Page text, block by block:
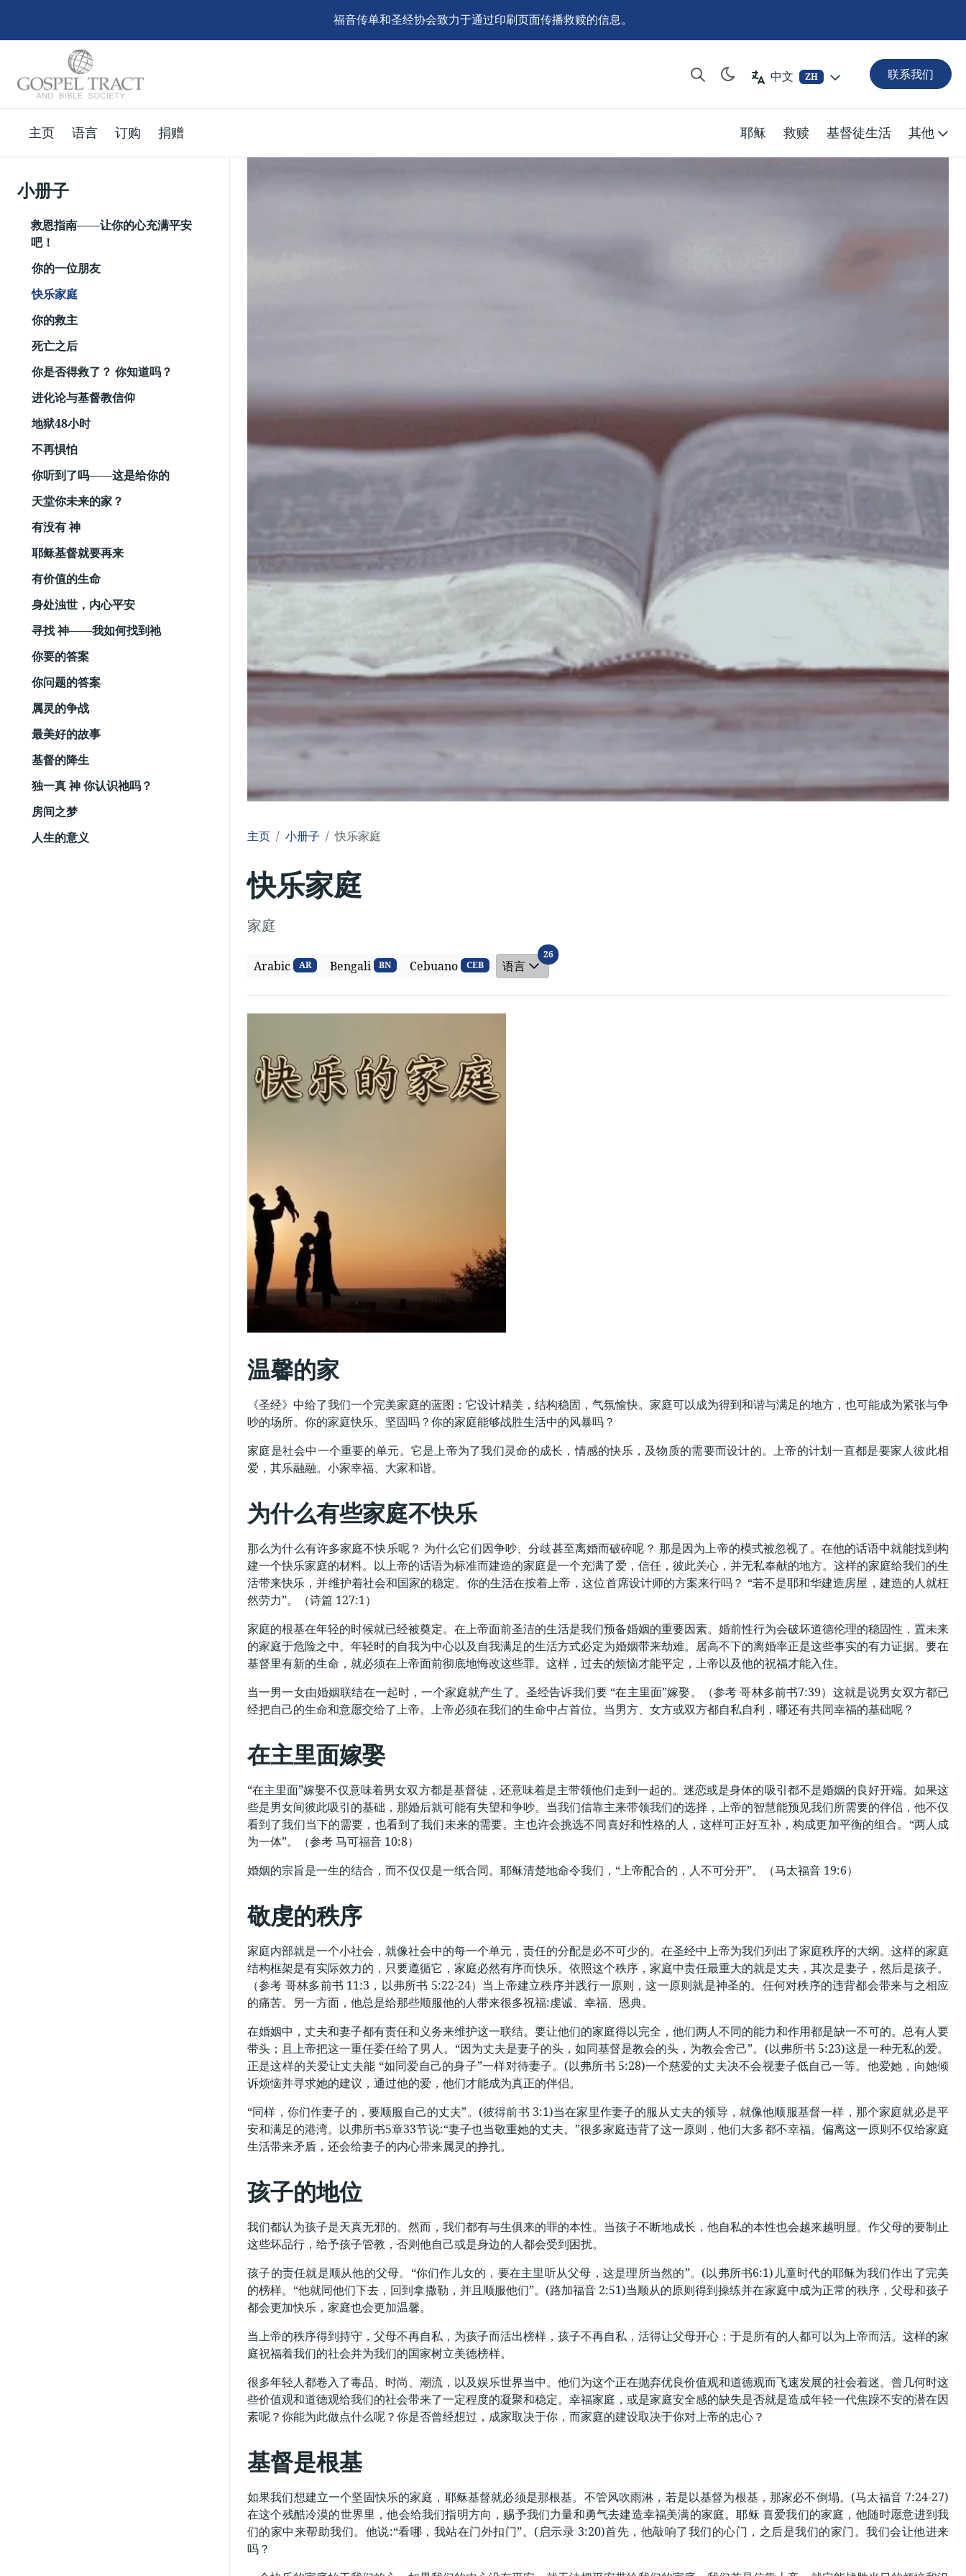
福音传单和圣经协会致力于通过印刷页面传播救赎的信息。
中文 ZH 联系我们
主页 语言 订购 捐赠 耶稣 救赎 基督徒生活 其他
小册子
救恩指南——让你的心充满平安
吧！
你的一位朋友
快乐家庭
你的救主
死亡之后
你是否得救了？ 你知道吗？
进化论与基督教信仰
地狱48小时
不再惧怕
你听到了吗——这是给你的
天堂你未来的家？
有没有 神
耶稣基督就要再来
有价值的生命
身处浊世，内心平安
寻找 神——我如何找到祂
你要的答案
你问题的答案
属灵的争战
最美好的故事
基督的降生
独一真 神 你认识祂吗？
房间之梦
人生的意义
主页 小册子 快乐家庭
快乐家庭
家庭
Arabic AR Bengali BN Cebuano CEB 语言
26语言
温馨的家
《圣经》中给了我们一个完美家庭的蓝图：它设计精美，结构稳固，气氛愉快。家庭可以成为得到和谐与满足的地方，也可能成为紧张与争
吵的场所。你的家庭快乐、坚固吗？你的家庭能够战胜生活中的风暴吗？
家庭是社会中一个重要的单元。它是上帝为了我们灵命的成长，情感的快乐，及物质的需要而设计的。上帝的计划一直都是要家人彼此相
爱，其乐融融。小家幸福、大家和谐。
为什么有些家庭不快乐
那么为什么有许多家庭不快乐呢？ 为什么它们因争吵、分歧甚至离婚而破碎呢？ 那是因为上帝的模式被忽视了。在他的话语中就能找到构
建一个快乐家庭的材料。以上帝的话语为标准而建造的家庭是一个充满了爱，信任，彼此关心，并无私奉献的地方。这样的家庭给我们的生
活带来快乐，并维护着社会和国家的稳定。你的生活在按着上帝，这位首席设计师的方案来行吗？ “若不是耶和华建造房屋，建造的人就枉
然劳力”。（诗篇 127:1）
家庭的根基在年轻的时候就已经被奠定。在上帝面前圣洁的生活是我们预备婚姻的重要因素。婚前性行为会破坏道德伦理的稳固性，置未来
的家庭于危险之中。年轻时的自我为中心以及自我满足的生活方式必定为婚姻带来劫难。居高不下的离婚率正是这些事实的有力证据。要在
基督里有新的生命，就必须在上帝面前彻底地悔改这些罪。这样，过去的烦恼才能平定，上帝以及他的祝福才能入住。
当一男一女由婚姻联结在一起时，一个家庭就产生了。圣经告诉我们要 “在主里面”嫁娶。（参考 哥林多前书7:39）这就是说男女双方都已
经把自己的生命和意愿交给了上帝。上帝必须在我们的生命中占首位。当男方、女方或双方都自私自利，哪还有共同幸福的基础呢？
在主里面嫁娶
“在主里面”嫁娶不仅意味着男女双方都是基督徒，还意味着是主带领他们走到一起的。迷恋或是身体的吸引都不是婚姻的良好开端。如果这
些是男女间彼此吸引的基础，那婚后就可能有失望和争吵。当我们信靠主来带领我们的选择，上帝的智慧能预见我们所需要的伴侣，他不仅
看到了我们当下的需要，也看到了我们未来的需要。主也许会挑选不同喜好和性格的人，这样可正好互补，构成更加平衡的组合。“两人成
为一体”。（参考 马可福音 10:8）
婚姻的宗旨是一生的结合，而不仅仅是一纸合同。耶稣清楚地命令我们，“上帝配合的，人不可分开”。（马太福音 19:6）
敬虔的秩序
家庭内部就是一个小社会，就像社会中的每一个单元，责任的分配是必不可少的。在圣经中上帝为我们列出了家庭秩序的大纲。这样的家庭
结构框架是有实际效力的，只要遵循它，家庭必然有序而快乐。依照这个秩序，家庭中责任最重大的就是丈夫，其次是妻子，然后是孩子。
（参考 哥林多前书 11:3，以弗所书 5:22-24）当上帝建立秩序并践行一原则，这一原则就是神圣的。任何对秩序的违背都会带来与之相应
的痛苦。另一方面，他总是给那些顺服他的人带来很多祝福:虔诚、幸福、恩典。
在婚姻中，丈夫和妻子都有责任和义务来维护这一联结。要让他们的家庭得以完全，他们两人不同的能力和作用都是缺一不可的。总有人要
带头；且上帝把这一重任委任给了男人。“因为丈夫是妻子的头，如同基督是教会的头，为教会舍己”。(以弗所书 5:23)这是一种无私的爱。
正是这样的关爱让丈夫能 “如同爱自己的身子”一样对待妻子。(以弗所书 5:28)一个慈爱的丈夫决不会视妻子低自己一等。他爱她，向她倾
诉烦恼并寻求她的建议，通过他的爱，他们才能成为真正的伴侣。
“同样，你们作妻子的，要顺服自己的丈夫”。(彼得前书 3:1)当在家里作妻子的服从丈夫的领导，就像他顺服基督一样，那个家庭就必是平
安和满足的港湾。以弗所书5章33节说:“妻子也当敬重她的丈夫。”很多家庭违背了这一原则，他们大多都不幸福。偏离这一原则不仅给家庭
生活带来矛盾，还会给妻子的内心带来属灵的挣扎。
孩子的地位
我们都认为孩子是天真无邪的。然而，我们都有与生俱来的罪的本性。当孩子不断地成长，他自私的本性也会越来越明显。作父母的要制止
这些坏品行，给予孩子管教，否则他自己或是身边的人都会受到困扰。
孩子的责任就是顺从他的父母。“你们作儿女的，要在主里听从父母，这是理所当然的”。(以弗所书6:1)儿童时代的耶稣为我们作出了完美
的榜样。“他就同他们下去，回到拿撒勒，并且顺服他们”。(路加福音 2:51)当顺从的原则得到操练并在家庭中成为正常的秩序，父母和孩子
都会更加快乐，家庭也会更加温馨。
当上帝的秩序得到持守，父母不再自私，为孩子而活出榜样，孩子不再自私，活得让父母开心；于是所有的人都可以为上帝而活。这样的家
庭祝福着我们的社会并为我们的国家树立美德榜样。
很多年轻人都卷入了毒品、时尚、潮流，以及娱乐世界当中。他们为这个正在抛弃优良价值观和道德观而飞速发展的社会着迷。曾几何时这
些价值观和道德观给我们的社会带来了一定程度的凝聚和稳定。幸福家庭，或是家庭安全感的缺失是否就是造成年轻一代焦躁不安的潜在因
素呢？你能为此做点什么呢？你是否曾经想过，成家取决于你，而家庭的建设取决于你对上帝的忠心？
基督是根基
如果我们想建立一个坚固快乐的家庭，耶稣基督就必须是那根基。不管风吹雨淋，若是以基督为根基，那家必不倒塌。(马太福音 7:24-27)
在这个残酷冷漠的世界里，他会给我们指明方向，赐予我们力量和勇气去建造幸福美满的家庭。耶稣 喜爱我们的家庭，他随时愿意进到我
们的家中来帮助我们。他说:“看哪，我站在门外扣门”。(启示录 3:20)首先，他敲响了我们的心门，之后是我们的家门。我们会让他进来
吗？